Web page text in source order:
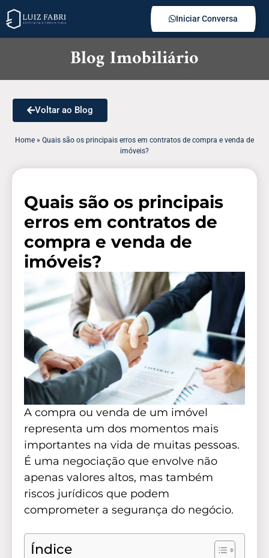
Iniciar Conversa
Blog Imobiliário
Voltar ao Blog
Home » Quais são os principais erros em contratos de compra e venda de
imóveis?
Quais são os principais
erros em contratos de
compra e venda de
imóveis?
A compra ou venda de um imóvel
representa um dos momentos mais
importantes na vida de muitas pessoas.
É uma negociação que envolve não
apenas valores altos, mas também
riscos jurídicos que podem
comprometer a segurança do negócio.
Índice